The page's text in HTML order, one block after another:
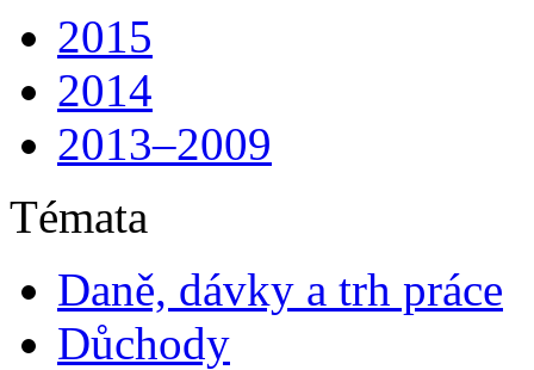
2015
2014
2013–2009
Témata
Daně, dávky a trh práce
Důchody